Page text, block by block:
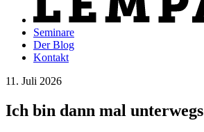
Seminare
Der Blog
Kontakt
11. Juli 2026
Ich bin dann mal unterwegs